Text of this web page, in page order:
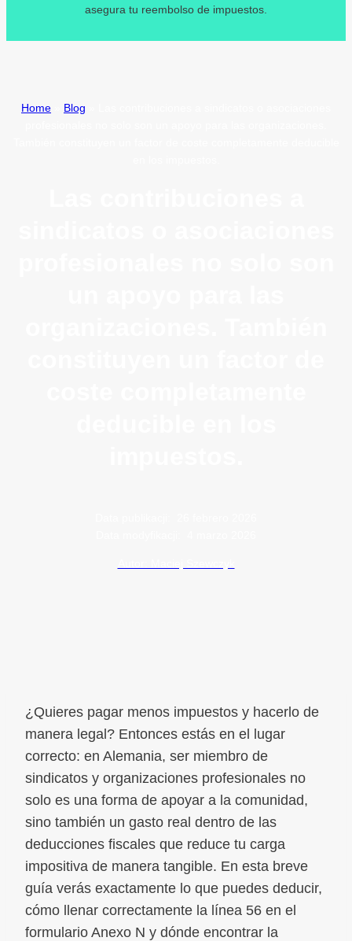
asegura tu reembolso de impuestos.
Home Blog
¿Quieres pagar menos impuestos y hacerlo de
manera legal? Entonces estás en el lugar
correcto: en Alemania, ser miembro de
sindicatos y organizaciones profesionales no
solo es una forma de apoyar a la comunidad,
sino también un gasto real dentro de las
deducciones fiscales que reduce tu carga
impositiva de manera tangible. En esta breve
guía verás exactamente lo que puedes deducir,
cómo llenar correctamente la línea 56 en el
formulario Anexo N y dónde encontrar la